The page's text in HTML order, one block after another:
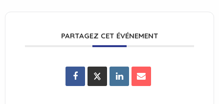
PARTAGEZ CET ÉVÉNEMENT